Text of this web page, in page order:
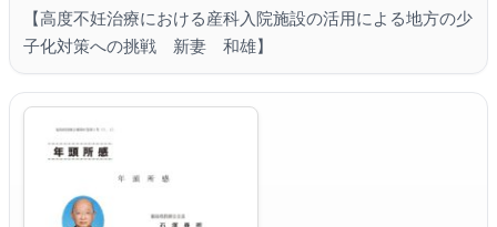
【高度不妊治療における産科入院施設の活用による地方の少
子化対策への挑戦 新妻 和雄】